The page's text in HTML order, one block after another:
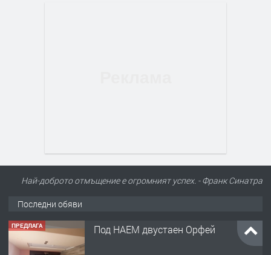
Най-доброто отмъщение е огромният успех. - Франк Синатра
Последни обяви
ПРЕДЛАГА Под НАЕМ двустаен Орфей